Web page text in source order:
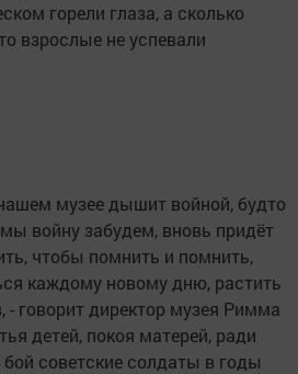
горели глаза, а сколько
взрослые не успевали
музее дышит войной, будто
войну забудем, вновь придёт
чтобы помнить и помнить,
каждому новому дню, растить
- говорит директор музея Римма
детей, покоя матерей, ради
советские солдаты в годы